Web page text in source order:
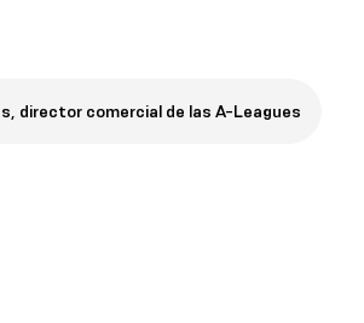
director comercial de las A-Leagues